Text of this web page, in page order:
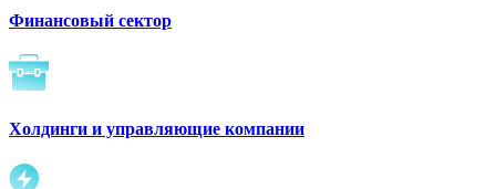
Финансовый сектор
Холдинги и управляющие компании